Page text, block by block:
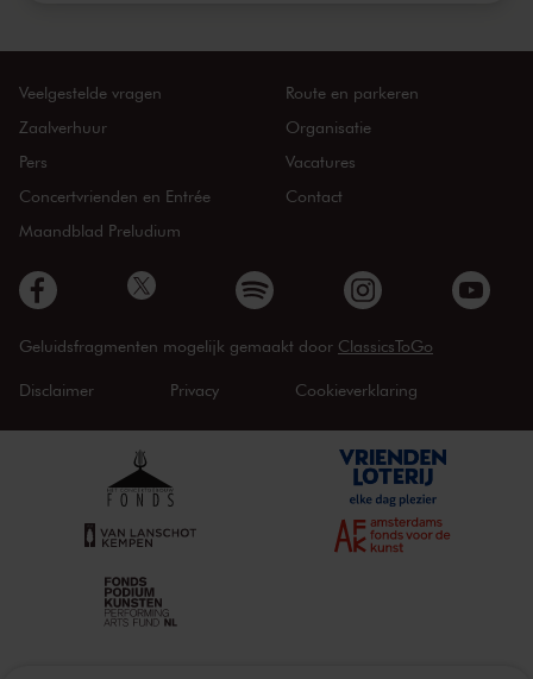
Veelgestelde vragen
Zaalverhuur
Pers
Concertvrienden en Entrée
Maandblad Preludium
Route en parkeren
Organisatie
Vacatures
Contact
Geluidsfragmenten mogelijk gemaakt door ClassicsToGo
Disclaimer Privacy Cookieverklaring